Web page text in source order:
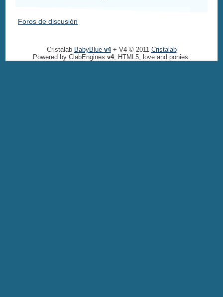
Foros de discusión
Cristalab BabyBlue v4+ V4 © 2011 Cristalab
Powered by ClabEngines v4, HTML5, love and ponies.